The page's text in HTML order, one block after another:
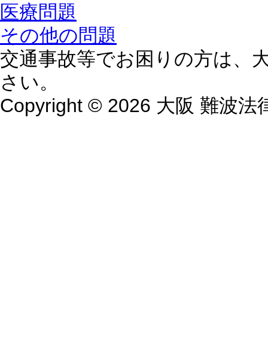
医療問題
その他の問題
交通事故等でお困りの方は、
さい。
Copyright © 2026 大阪 難波法